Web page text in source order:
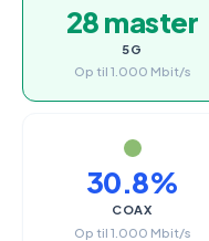
28 master
5G
Op til 1.000 Mbit/s
30.8%
COAX
Op til 1.000 Mbit/s